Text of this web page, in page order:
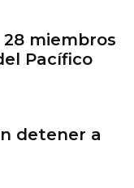
miembros
Pacífico
detener a